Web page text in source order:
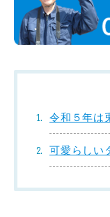
令和５年は
可愛らしい